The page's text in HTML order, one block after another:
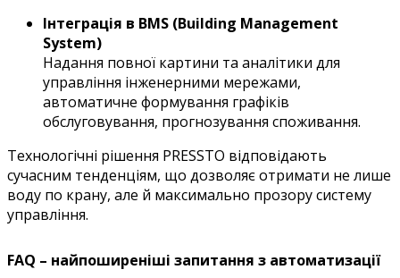
Інтеграція в BMS (Building Management
System)
Надання повної картини та аналітики для
управління інженерними мережами,
автоматичне формування графіків
обслуговування, прогнозування споживання.
Технологічні рішення PRESSTO відповідають
сучасним тенденціям, що дозволяє отримати не лише
воду по крану, але й максимально прозору систему
управління.
FAQ – найпоширеніші запитання з автоматизації